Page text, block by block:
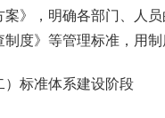
案》，明确各部门、人
制度》等管理标准，用
）标准体系建设阶段